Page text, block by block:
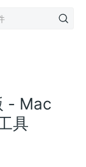
- Mac
具